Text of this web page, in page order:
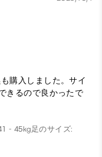
購入しました。サイ
きるので良かったで
- 45kg足のサイズ: